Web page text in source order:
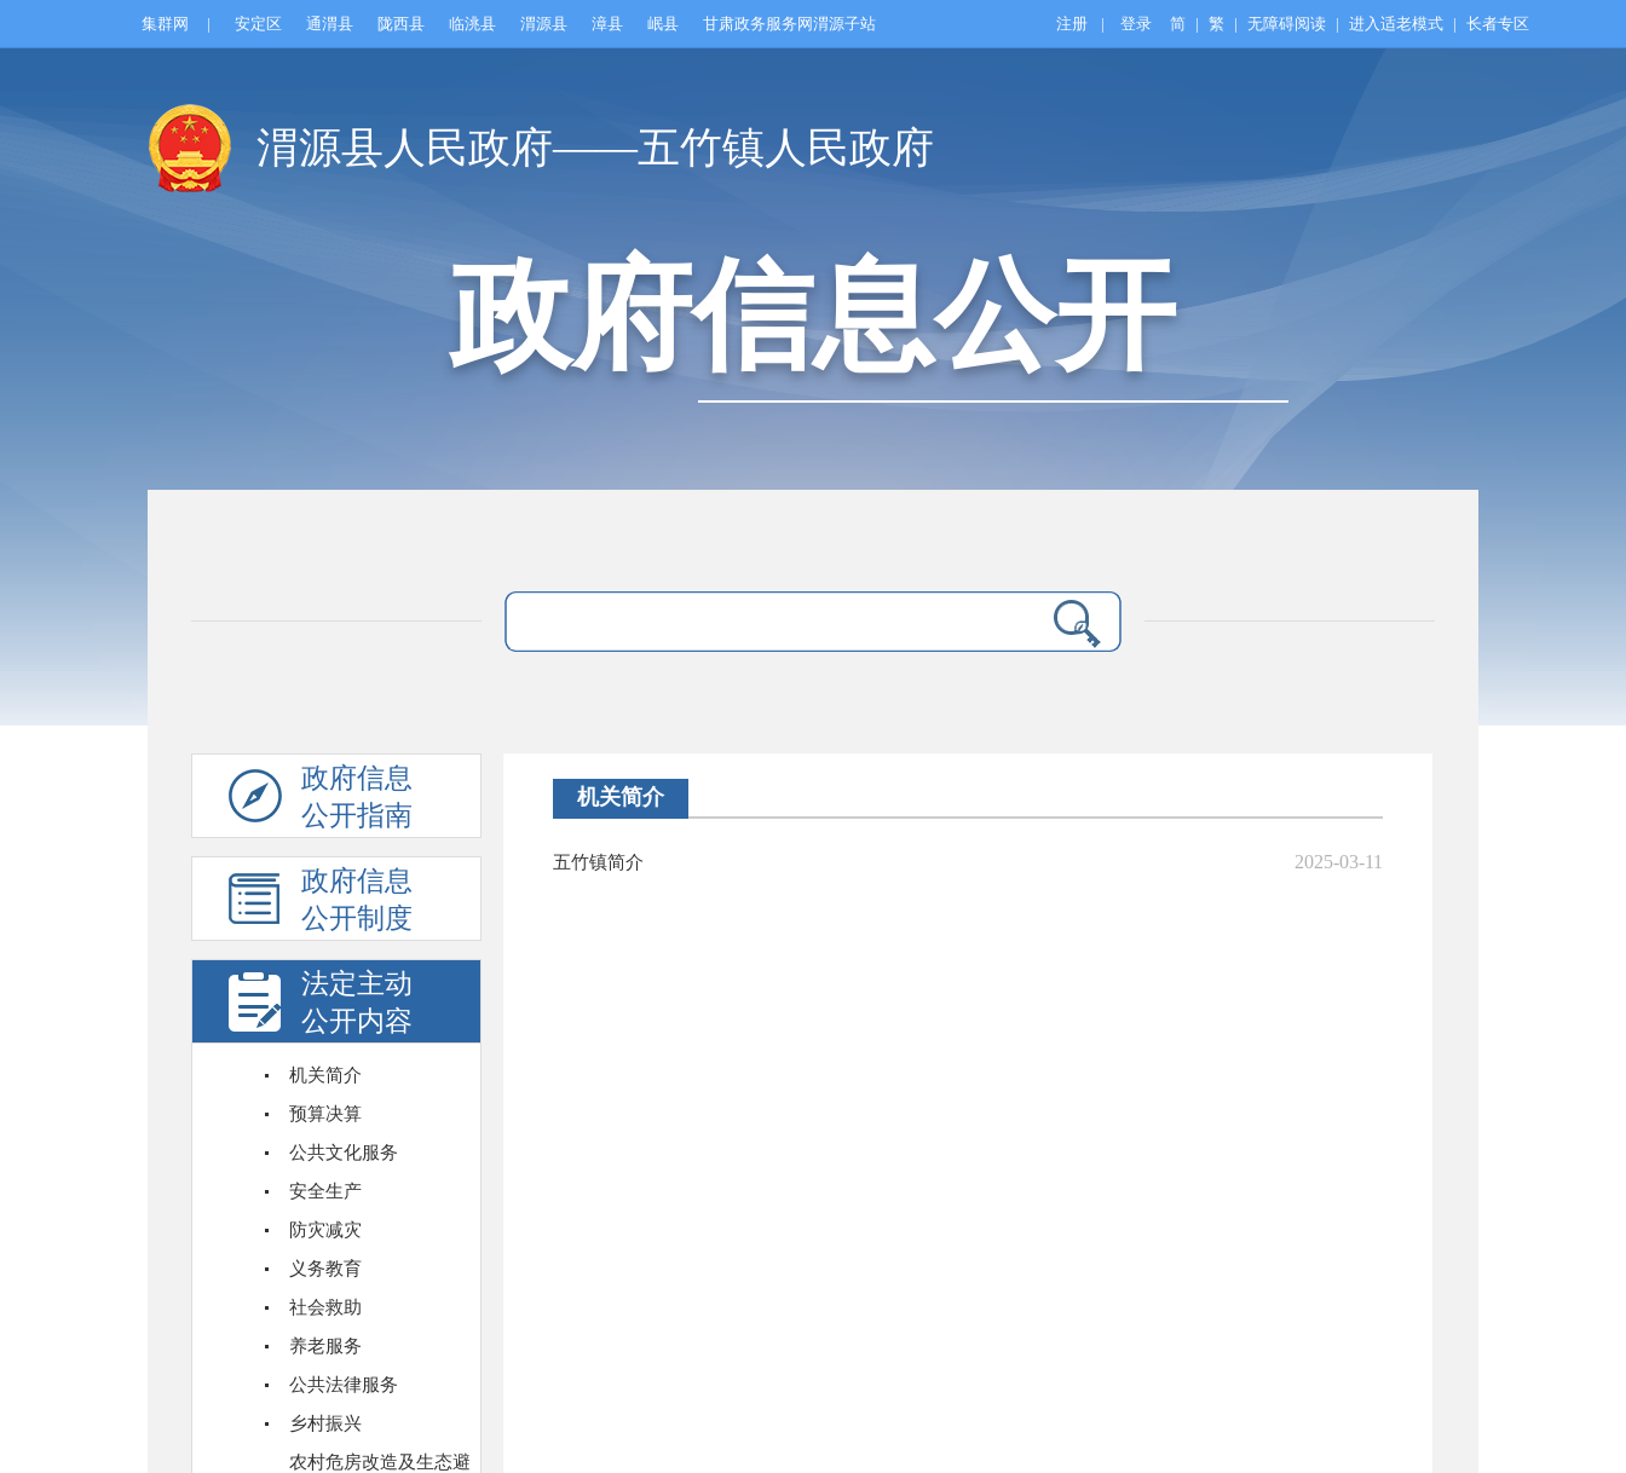
集群网 | 安定区 通渭县 陇西县 临洮县 渭源县 漳县 岷县 甘肃政务服务网渭源子站 注册 | 登录 简 | 繁 | 无障碍阅读 | 进入适老模式 | 长者专区
渭源县人民政府——五竹镇人民政府
政府信息公开
政府信息
公开指南
政府信息
公开制度
法定主动
公开内容
机关简介
预算决算
公共文化服务
安全生产
防灾减灾
义务教育
社会救助
养老服务
公共法律服务
乡村振兴
农村危房改造及生态避
机关简介
五竹镇简介 2025-03-11